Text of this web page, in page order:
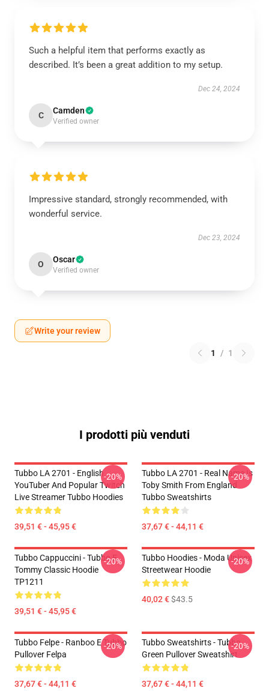
Such a helpful item that performs exactly as
described. It’s been a great addition to my setup.
Dec 24, 2024
C Camden
Verified owner
Impressive standard, strongly recommended, with
wonderful service.
Dec 23, 2024
O Oscar
Verified owner
Write your review
1 / 1
I prodotti più venduti
Tubbo LA 2701 - English
YouTuber And Popular Twitch
Live Streamer Tubbo Hoodies
39,51 € - 45,95 €
-20%
Tubbo LA 2701 - Real Name Is
Toby Smith From England
Tubbo Sweatshirts
37,67 € - 44,11 €
-20%
Tubbo Cappuccini - Tubbo E
Tommy Classic Hoodie
TP1211
39,51 € - 45,95 €
-20%
Tubbo Hoodies - Moda Unisex
Streetwear Hoodie
40,02 €$43.5
-20%
Tubbo Felpe - Ranboo E Tubbo
Pullover Felpa
37,67 € - 44,11 €
-20%
Tubbo Sweatshirts - Tubbo
Green Pullover Sweatshirt
37,67 € - 44,11 €
-20%